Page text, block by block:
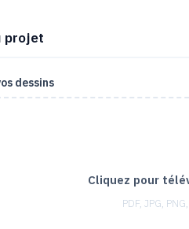
projet
dessins
Cliquez pour
PDF, JPG,